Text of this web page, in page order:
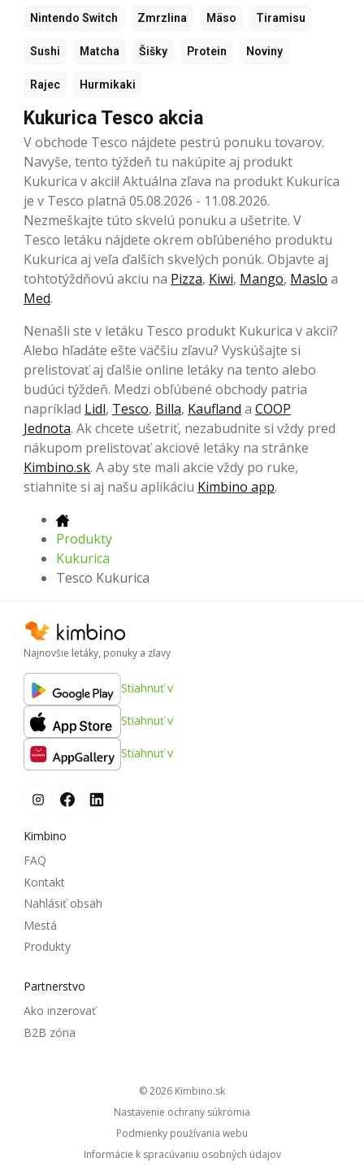
Nintendo Switch Zmrzlina Mäso Tiramisu
Sushi Matcha Šišky Protein Noviny
Rajec Hurmikaki
Kukurica Tesco akcia
V obchode Tesco nájdete pestrú ponuku tovarov.
Navyše, tento týždeň tu nakúpite aj produkt
Kukurica v akcii! Aktuálna zľava na produkt Kukurica
je v Tesco platná 05.08.2026 - 11.08.2026.
Nezmeškajte túto skvelú ponuku a ušetrite. V
Tesco letáku nájdete okrem obľúbeného produktu
Kukurica aj veľa ďalších skvelých ponúk. Objavte aj
tohtotýždňovú akciu na Pizza, Kiwi, Mango, Maslo a
Med.
Nenašli ste v letáku Tesco produkt Kukurica v akcii?
Alebo hľadáte ešte väčšiu zľavu? Vyskúšajte si
prelistovať aj ďalšie online letáky na tento alebo
budúci týždeň. Medzi obľúbené obchody patria
napríklad Lidl, Tesco, Billa, Kaufland a COOP
Jednota. Ak chcete ušetriť, nezabudnite si vždy pred
nákupom prelistovať akciové letáky na stránke
Kimbino.sk. A aby ste mali akcie vždy po ruke,
stiahnite si aj našu aplikáciu Kimbino app.
Produkty
Kukurica
Tesco Kukurica
Najnovšie letáky, ponuky a zľavy
Stiahnuť v
Stiahnuť v
Stiahnuť v
Kimbino
FAQ
Kontakt
Nahlásiť obsah
Mestá
Produkty
Partnerstvo
Ako inzerovať
B2B zóna
© 2026
kimbino.sk
Nastavenie ochrany súkromia
Podmienky používania webu
Informácie k spracúvaniu osobných údajov